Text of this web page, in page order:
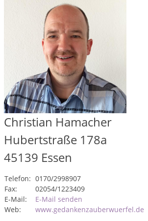
Christian Hamacher
Hubertstraße 178a
45139 Essen
Telefon: 0170/2998907
Fax:
02054/1223409
E-Mail:
E-Mail senden
Web:
www.gedankenzauberwuerfel.de